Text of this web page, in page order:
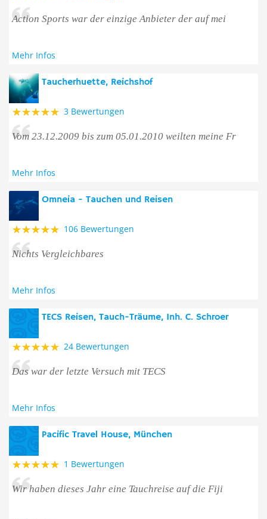
Action Sports war der einzige Anbieter der auf mei
Mehr Infos
Taucherhuette, Reichshof
3 Bewertungen
Vom 23.12.2009 bis zum 05.01.2010 weilten meine Fr
Mehr Infos
Omneia - Tauchen und Reisen
106 Bewertungen
Nichts Vergleichbares
Mehr Infos
TECS Reisen, Tauch-Träume, Inh. C. Schroer
24 Bewertungen
Das war der letzte Versuch mit TECS
Mehr Infos
Pacific Travel House, München
1 Bewertungen
Wir haben dieses Jahr eine Tauchreise auf die Fiji